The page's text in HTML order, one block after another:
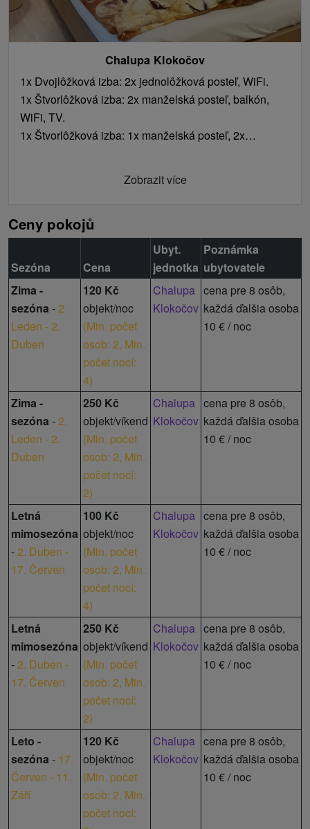
Chalupa Klokočov
1x Dvojlôžková izba: 2x jednolôžková posteľ, WiFi.
1x Štvorlôžková izba: 2x manželská posteľ, balkón,
WiFi, TV.
1x Štvorlôžková izba: 1x manželská posteľ, 2x
Zobrazit více
Ceny pokojů
Sezóna Cena
Ubyt.
jednotka
Poznámka
ubytovatele
Zima -
sezóna -2.
Leden - 2.
Duben
120 Kč
objekt/noc
(Min. počet
osob: 2, Min.
počet nocí:
4)
Chalupa
Klokočov
cena pre 8 osôb,
každá ďalšia osoba
10 € / noc
Zima -
sezóna -2.
Leden - 2.
Duben
250 Kč
objekt/víkend
(Min. počet
osob: 2, Min.
počet nocí:
2)
Chalupa
Klokočov
cena pre 8 osôb,
každá ďalšia osoba
10 € / noc
Letná
mimosezóna
-2. Duben -
17. Červen
100 Kč
objekt/noc
(Min. počet
osob: 2, Min.
počet nocí:
4)
Chalupa
Klokočov
cena pre 8 osôb,
každá ďalšia osoba
10 € / noc
Letná
mimosezóna
-2. Duben -
17. Červen
250 Kč
objekt/víkend
(Min. počet
osob: 2, Min.
počet nocí:
2)
Chalupa
Klokočov
cena pre 8 osôb,
každá ďalšia osoba
10 € / noc
Leto -
sezóna - 17.
Červen - 11.
Září
120 Kč
objekt/noc
(Min. počet
osob: 2, Min.
počet nocí:
Chalupa
Klokočov
cena pre 8 osôb,
každá ďalšia osoba
10 € / noc